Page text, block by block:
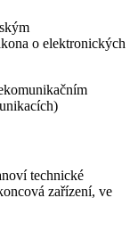
o elektronických
technické
zařízení, ve